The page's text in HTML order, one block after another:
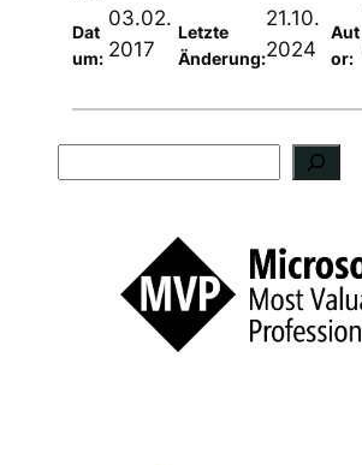
Dat
um:
03.02.
2017
Letzte
Änderung:
21.10.
2024
Aut
or: